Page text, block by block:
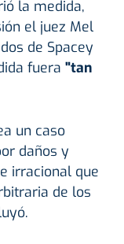
la medida,
el juez Mel
de Spacey
fuera "tan
un caso
daños y
irracional que
de los